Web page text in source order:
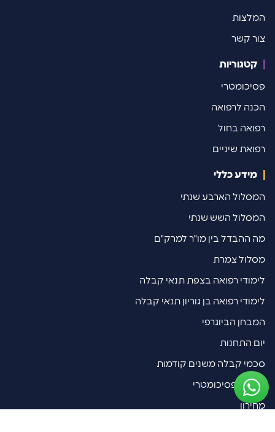
המלצות
צור קשר
קטגוריות
פסיכומטרי
הכנה לרפואה
רפואה בחול
רפואת שיניים
מידע כללי
המסלול הארבע שנתי
המסלול השש שנתי
מה ההבדל בין מו"ר למרק"ם
מסלול צמרת
לימודי רפואה בצפת תנאי קבלה
לימודי רפואה בן גוריון תנאי קבלה
המבחן הביוגרפי
יום התחנות
סכמי קבלה משנים קודמות
הכנה לפסיכומטרי
מחירון